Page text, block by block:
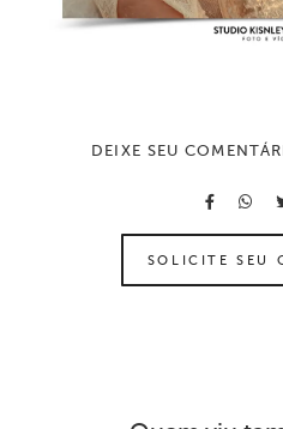
DEIXE SEU
SOLICITE SEU